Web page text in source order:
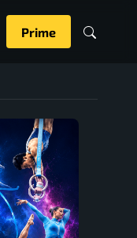
Prime